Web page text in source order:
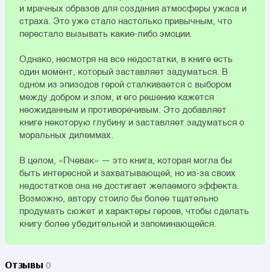
и мрачных образов для создания атмосферы ужаса и
страха. Это уже стало настолько привычным, что
перестало вызывать какие-либо эмоции.
Однако, несмотря на все недостатки, в книге есть
один момент, который заставляет задуматься. В
одном из эпизодов герой сталкивается с выбором
между добром и злом, и его решение кажется
неожиданным и противоречивым. Это добавляет
книге некоторую глубину и заставляет задуматься о
моральных дилеммах.
В целом, «Пчевак» — это книга, которая могла бы
быть интересной и захватывающей, но из-за своих
недостатков она не достигает желаемого эффекта.
Возможно, автору стоило бы более тщательно
продумать сюжет и характеры героев, чтобы сделать
книгу более убедительной и запоминающейся.
Отзывы 0